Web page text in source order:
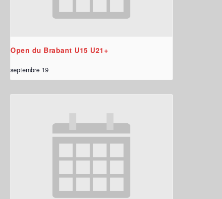
Open du Brabant U15 U21+
septembre 19